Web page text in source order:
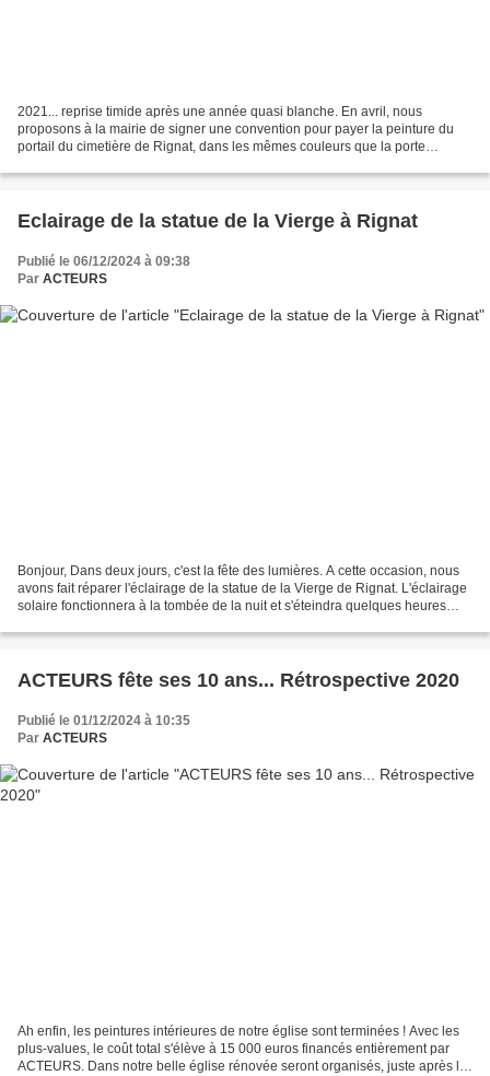
2021... reprise timide après une année quasi blanche. En avril, nous
proposons à la mairie de signer une convention pour payer la peinture du
portail du cimetière de Rignat, dans les mêmes couleurs que la porte
Eclairage de la statue de la Vierge à Rignat
Publié le 06/12/2024 à 09:38
Par ACTEURS
Bonjour, Dans deux jours, c'est la fête des lumières. A cette occasion, nous
avons fait réparer l'éclairage de la statue de la Vierge de Rignat. L'éclairage
solaire fonctionnera à la tombée de la nuit et s'éteindra quelques heures
ACTEURS fête ses 10 ans... Rétrospective 2020
Publié le 01/12/2024 à 10:35
Par ACTEURS
Ah enfin, les peintures intérieures de notre église sont terminées ! Avec les
plus-values, le coût total s'élève à 15 000 euros financés entièrement par
ACTEURS. Dans notre belle église rénovée seront organisés, juste après la